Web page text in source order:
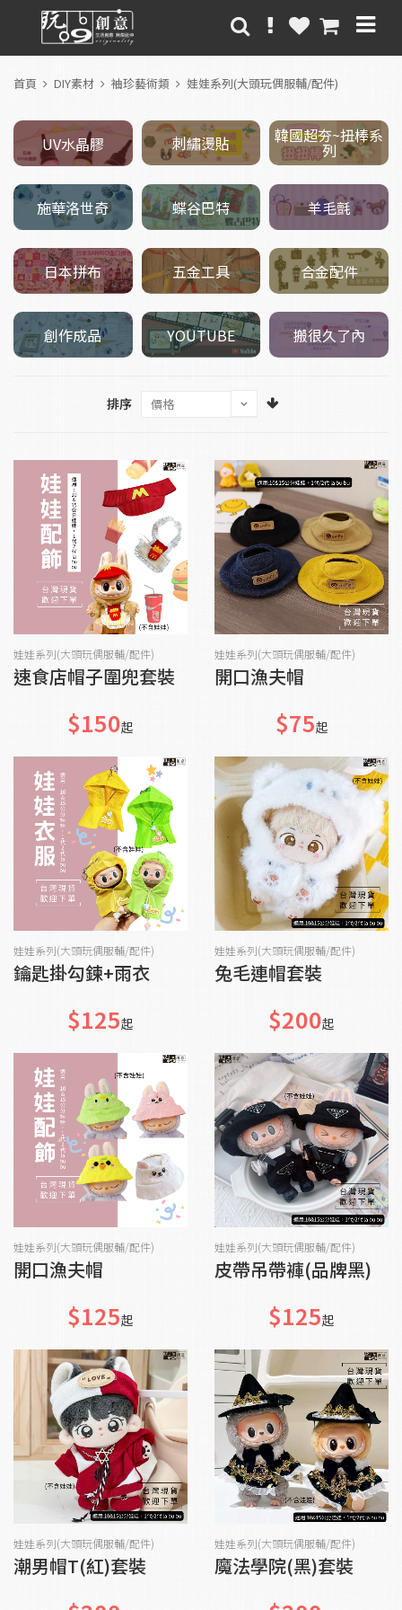
首頁 DIY素材 袖珍藝術類 娃娃系列(大頭玩偶服輔/配件)
UV水晶膠 刺繡燙貼 韓國超夯~扭棒系
列
施華洛世奇 蝶谷巴特 羊毛氈
日本拼布 五金工具 合金配件
創作成品 YOUTUBE 搬很久了內
排序
加入購物車
娃娃系列(大頭玩偶服輔/配件)
速食店帽子圍兜套裝
$150起
貨到通知我
娃娃系列(大頭玩偶服輔/配件)
開口漁夫帽
$75起
貨到通知我
娃娃系列(大頭玩偶服輔/配件)
鑰匙掛勾鍊+雨衣
$125起
加入購物車
娃娃系列(大頭玩偶服輔/配件)
兔毛連帽套裝
$200起
貨到通知我
娃娃系列(大頭玩偶服輔/配件)
開口漁夫帽
$125起
加入購物車
娃娃系列(大頭玩偶服輔/配件)
皮帶吊帶褲(品牌黑)
$125起
加入購物車
娃娃系列(大頭玩偶服輔/配件)
潮男帽T(紅)套裝
加入購物車
娃娃系列(大頭玩偶服輔/配件)
魔法學院(黑)套裝